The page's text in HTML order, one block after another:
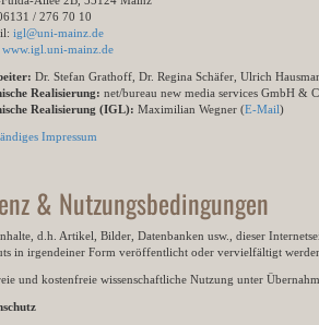
/ 276 70 10
igl@uni-mainz.de
www.igl.uni-mainz.de
Dr. Stefan Grathoff, Dr. Regina Schäfer, Ulrich
Realisierung: net/bureau new media services GmbH &
Realisierung (IGL): Maximilian Wegner (E-Mail)
Impressum
& Nutzungsbedingungen
d.h. Artikel, Bilder, Datenbanken usw., dieser
in irgendeiner Form veröffentlicht oder vervielfältigt
und kostenfreie wissenschaftliche Nutzung unter